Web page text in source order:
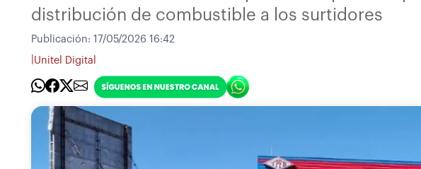
distribución de combustible a los surtidores
Publicación: 17/05/2026 16:42
Unitel Digital